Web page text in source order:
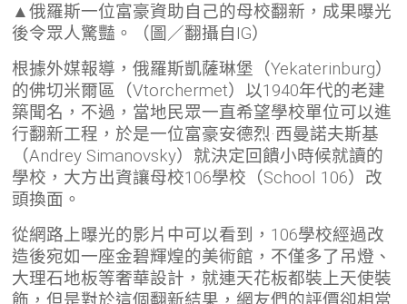
▲俄羅斯一位富豪資助自己的母校翻新，成果曝光
後令眾人驚豔。（圖／翻攝自IG）
根據外媒報導，俄羅斯凱薩琳堡（Yekaterinburg）
的佛切米爾區（Vtorchermet）以1940年代的老建
築聞名，不過，當地民眾一直希望學校單位可以進
行翻新工程，於是一位富豪安德烈·西曼諾夫斯基
（Andrey Simanovsky）就決定回饋小時候就讀的
學校，大方出資讓母校106學校（School 106）改
頭換面。
從網路上曝光的影片中可以看到，106學校經過改
造後宛如一座金碧輝煌的美術館，不僅多了吊燈、
大理石地板等奢華設計，就連天花板都裝上天使裝